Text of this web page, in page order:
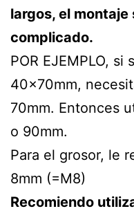
largos, el montaje
complicado.
POR EJEMPLO, si
40x70mm,
70mm. Entonces
o 90mm.
Para el grosor, le
8mm (=M8)
Recomiendo